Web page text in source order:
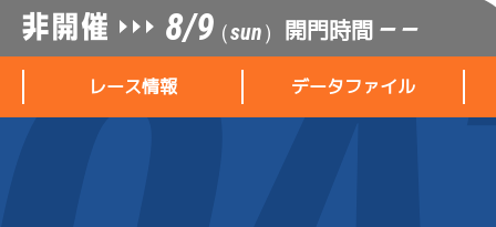
8/9（sun） 開門時間 — —
レース情報 データファイル